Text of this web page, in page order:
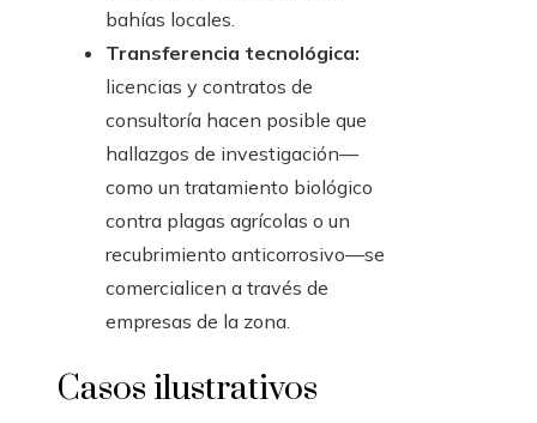
bahías locales.
Transferencia tecnológica:
licencias y contratos de
consultoría hacen posible que
hallazgos de investigación—
como un tratamiento biológico
contra plagas agrícolas o un
recubrimiento anticorrosivo—se
comercialicen a través de
empresas de la zona.
Casos ilustrativos